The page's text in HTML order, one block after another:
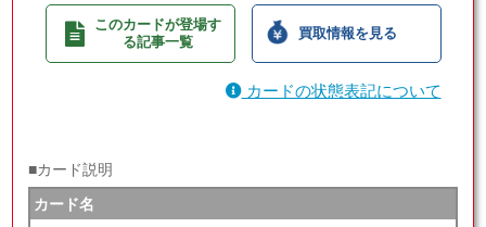
このカードが登場す
る記事一覧
買取情報を見る
カードの状態表記について
■カード説明
カード名